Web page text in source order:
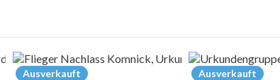
Ausverkauft
Ausverkauft